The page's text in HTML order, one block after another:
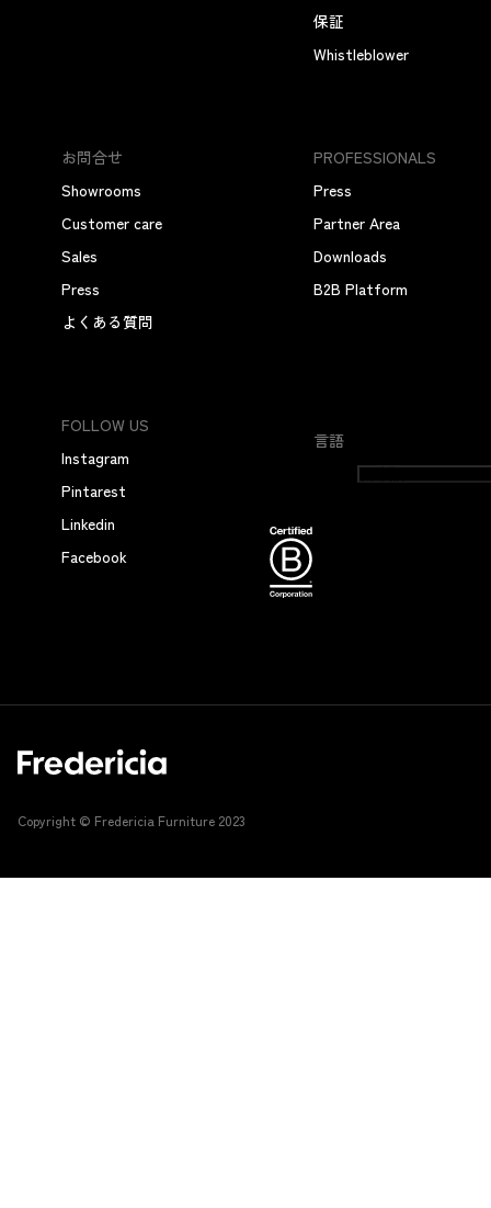
保証
Whistleblower
お問合せ
Showrooms
Customer care
Sales
Press
よくある質問
PROFESSIONALS
Press
Partner Area
Downloads
B2B Platform
FOLLOW US
Instagram
Pintarest
Linkedin
Facebook
言語
日本語
Copyright © Fredericia Furniture 2023